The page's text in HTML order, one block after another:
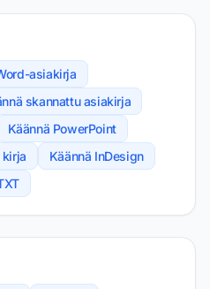
asiakirja
skannattu asiakirja
Käännä PowerPoint
kirja
Käännä InDesign